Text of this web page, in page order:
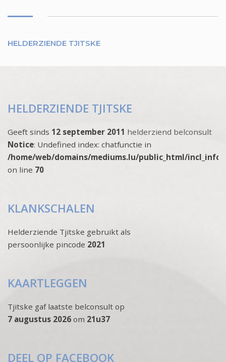
HELDERZIENDE TJITSKE
HELDERZIENDE TJITSKE
Geeft sinds 12 september 2011 helderziend belconsult
Notice: Undefined index: chatfunctie in
/home/web/domains/mediums.lu/public_html/
on line 70
KLANKSCHALEN
Helderziende Tjitske gebruikt als
persoonlijke pincode 2021
KAARTLEGGEN
Tjitske gaf laatste belconsult op
7 augustus 2026 om 21u37
DEEL OP FACEBOOK